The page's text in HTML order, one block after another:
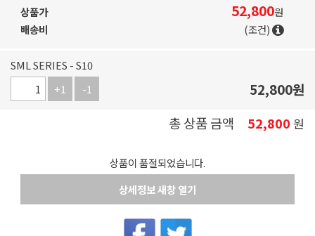
상품가 52,800원
배송비
(조건)
SML SERIES - S10
+1
-1 52,800원
총 상품 금액
52,800 원
상품이 품절되었습니다.
상세정보 새창 열기